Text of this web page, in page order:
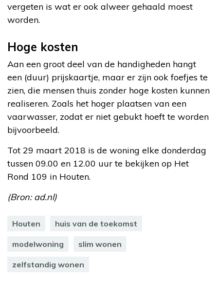
vergeten is wat er ook alweer gehaald moest
worden.
Hoge kosten
Aan een groot deel van de handigheden hangt
een (duur) prijskaartje, maar er zijn ook foefjes te
zien, die mensen thuis zonder hoge kosten kunnen
realiseren. Zoals het hoger plaatsen van een
vaarwasser, zodat er niet gebukt hoeft te worden
bijvoorbeeld.
Tot 29 maart 2018 is de woning elke donderdag
tussen 09.00 en 12.00 uur te bekijken op Het
Rond 109 in Houten.
(Bron: ad.nl)
Houten huis van de toekomst
modelwoning slim wonen
zelfstandig wonen